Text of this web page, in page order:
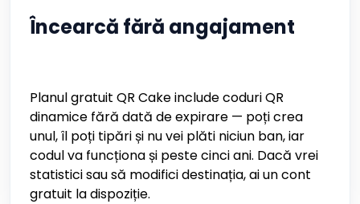
Încearcă fără angajament
Planul gratuit QR Cake include coduri QR
dinamice fără dată de expirare — poți crea
unul, îl poți tipări și nu vei plăti niciun ban, iar
codul va funcționa și peste cinci ani. Dacă vrei
statistici sau să modifici destinația, ai un cont
gratuit la dispoziție.